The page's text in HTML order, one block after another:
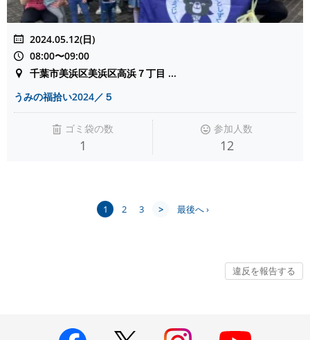
2024.05.12(日)
08:00〜09:00
千葉市美浜区美浜区高浜７丁目 ...
うみの福拾い2024／５
ゴミ袋の数
1
参加人数
12
1 2 3 > 最後へ ›